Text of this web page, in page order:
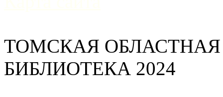
ТОМСКАЯ
БИБЛИОТЕКА 2024